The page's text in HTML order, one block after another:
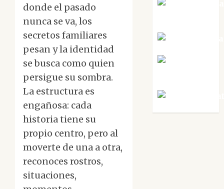
donde el pasado
nunca se va, los
secretos familiares
pesan y la identidad
se busca como quien
persigue su sombra.
La estructura es
engañosa: cada
historia tiene su
propio centro, pero al
moverte de una a otra,
reconoces rostros,
situaciones,